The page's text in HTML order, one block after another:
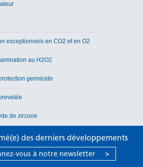
exceptionnels en CO2 et en O2
au H2O2
germicide
de zircone
des derniers développements
vous à notre newsletter >